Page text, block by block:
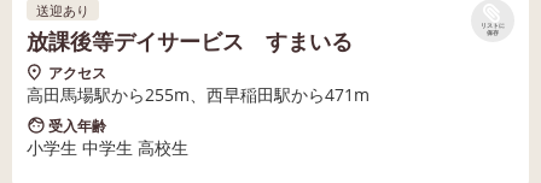
リストに
保存
送迎あり
放課後等デイサービス すまいる
アクセス
高田馬場駅から255m、西早稲田駅から471m
受入年齢
小学生 中学生 高校生